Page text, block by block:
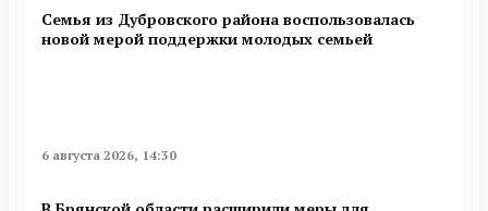
Семья из Дубровского района воспользовалась
новой мерой поддержки молодых семьей
6 августа 2026, 14:30